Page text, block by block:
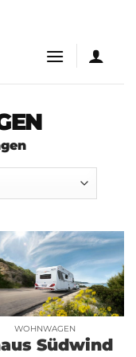
WOHNWAGEN
Südwind